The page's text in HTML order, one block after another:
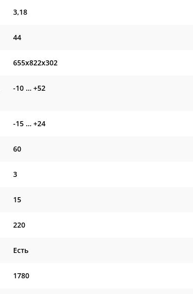
3,18
44
655x822x302
-10 … +52
-15 … +24
60
3
15
220
Есть
1780